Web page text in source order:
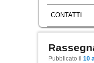
CONTATTI
Navigazione
Pubblicato il 10